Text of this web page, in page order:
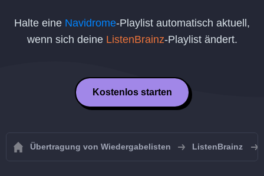
Halte eine Navidrome-Playlist automatisch aktuell,
wenn sich deine ListenBrainz-Playlist ändert.
Kostenlos starten
Übertragung von Wiedergabelisten ListenBrainz